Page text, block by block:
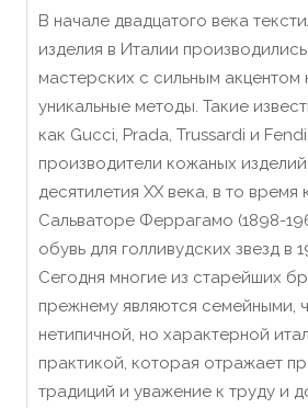
В начале двадцатого века
изделия в Италии
мастерских с сильным акцентом
уникальные методы. Такие
как Gucci, Prada, Trussardi и
производители кожаных
десятилетия XX века, в то время
Сальваторе Феррагамо (1898-
обувь для голливудских звезд в
Сегодня многие из старейших
прежнему являются семейными,
нетипичной, но характерной
практикой, которая отражает
традиций и уважение к труду и